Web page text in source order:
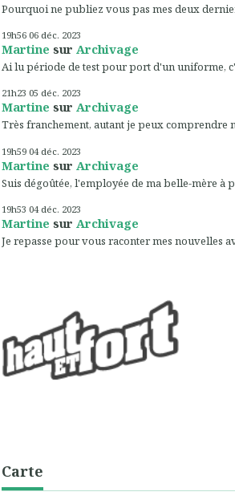
Pourquoi ne publiez vous pas mes deux
19h56 06 déc. 2023
Martine sur Archivage
Ai lu période de test pour port d'un uniforme,
21h23 05 déc. 2023
Martine sur Archivage
Très franchement, autant je peux comprendre
19h59 04 déc. 2023
Martine sur Archivage
Suis dégoûtée, l'employée de ma belle-mère à
19h53 04 déc. 2023
Martine sur Archivage
Je repasse pour vous raconter mes nouvelles
Carte